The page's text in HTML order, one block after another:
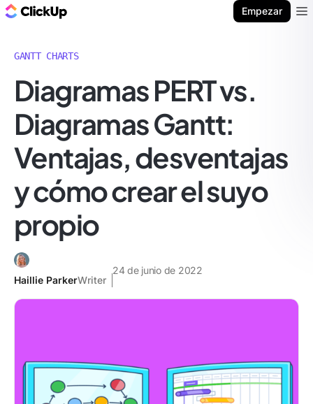
Empezar
GANTT CHARTS
Diagramas PERT vs.
Diagramas Gantt:
Ventajas, desventajas
y cómo crear el suyo
propio
Haillie ParkerWriter
24 de junio de 2022